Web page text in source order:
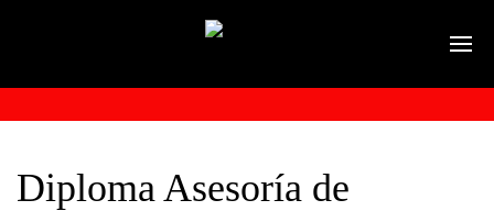
Diploma Asesoría de